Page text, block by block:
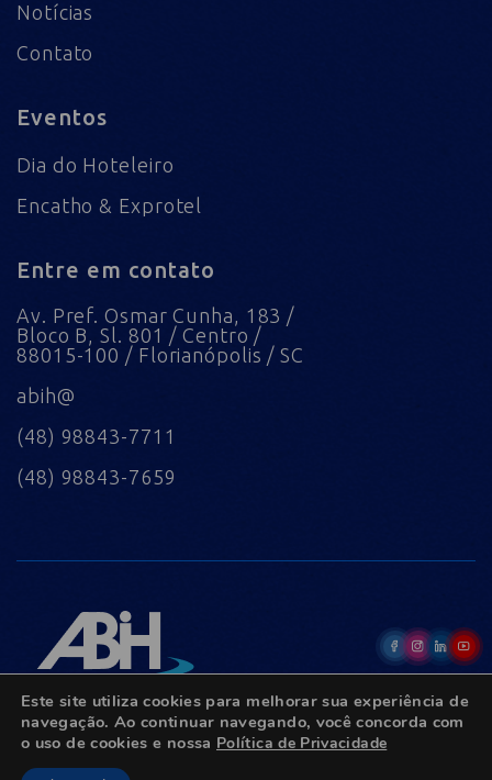
Notícias
Contato
Eventos
Dia do Hoteleiro
Encatho & Exprotel
Entre em contato
Av. Pref. Osmar Cunha, 183 /
Bloco B, Sl. 801 / Centro /
88015-100 / Florianópolis / SC
abih@
(48) 98843-7711
(48) 98843-7659
© Copyright 2022 - Todos os direitos reservados.
Este site utiliza cookies para melhorar sua experiência de
navegação. Ao continuar navegando, você concorda com
o uso de cookies e nossa Política de Privacidade